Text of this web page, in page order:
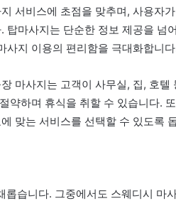
서비스에 초점을 맞추며, 사용자
마사지는 단순한 정보 제공을 넘
사지 이용의 편리함을 극대화합니
마사지는 고객이 사무실, 집, 호텔
약하며 휴식을 취할 수 있습니다.
맞는 서비스를 선택할 수 있도록
롭습니다. 그중에서도 스웨디시 마